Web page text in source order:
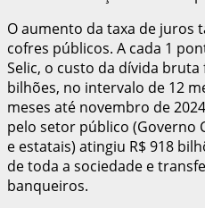
O aumento da taxa de juros
cofres públicos. A cada 1
Selic, o custo da dívida bruta
bilhões, no intervalo de 12
meses até novembro de
pelo setor público (Governo
e estatais) atingiu R$ 918
de toda a sociedade e
banqueiros.